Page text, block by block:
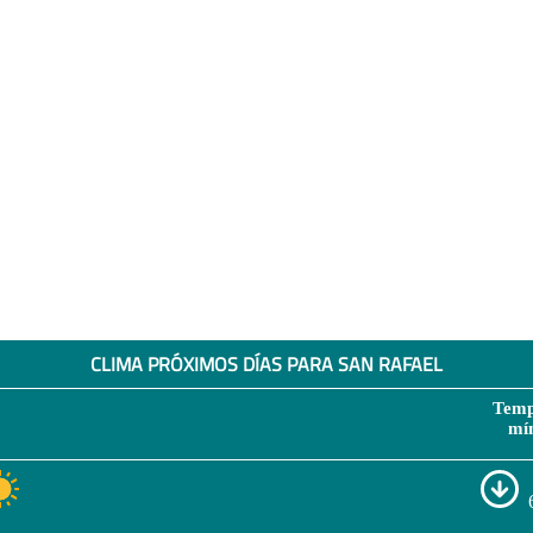
CLIMA PRÓXIMOS DÍAS PARA SAN RAFAEL